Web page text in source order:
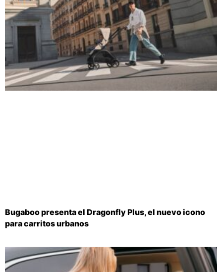
Bugaboo presenta el Dragonfly Plus, el nuevo icono
para carritos urbanos